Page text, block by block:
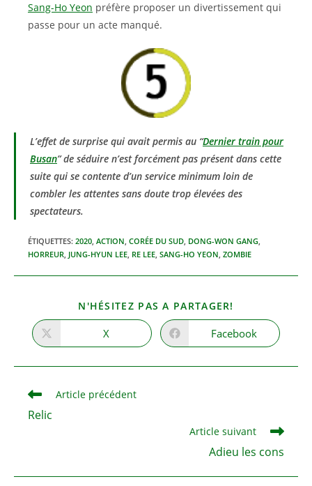
Sang-Ho Yeon préfère proposer un divertissement qui
passe pour un acte manqué.
L’effet de surprise qui avait permis au “Dernier train pour
Busan” de séduire n’est forcément pas présent dans cette
suite qui se contente d’un service minimum loin de
combler les attentes sans doute trop élevées des
spectateurs.
ÉTIQUETTES: 2020, ACTION, CORÉE DU SUD, DONG-WON GANG,
HORREUR, JUNG-HYUN LEE, RE LEE, SANG-HO YEON, ZOMBIE
N'HÉSITEZ PAS A PARTAGER!
CONTENU
Ouvrir
dans
autre
X Ouvrir
dans
autre
Facebook
Read
more
articles
Article précédent
Relic
Article suivant
Adieu les cons